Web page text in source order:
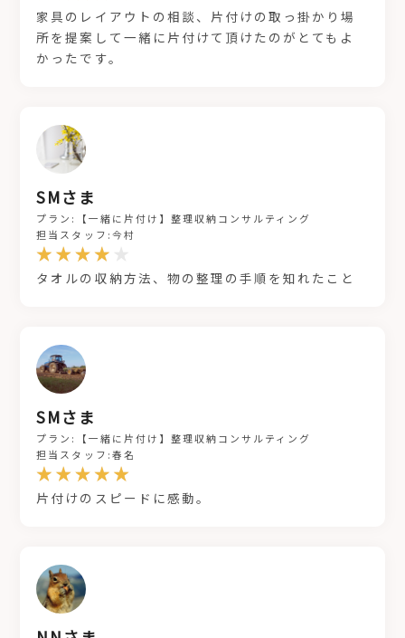
家具のレイアウトの相談、片付けの取っ掛かり場
所を提案して一緒に片付けて頂けたのがとてもよ
かったです。
SMさま
プラン:【一緒に片付け】整理収納コンサルティング
担当スタッフ:今村
タオルの収納方法、物の整理の手順を知れたこと
SMさま
プラン:【一緒に片付け】整理収納コンサルティング
担当スタッフ:春名
片付けのスピードに感動。